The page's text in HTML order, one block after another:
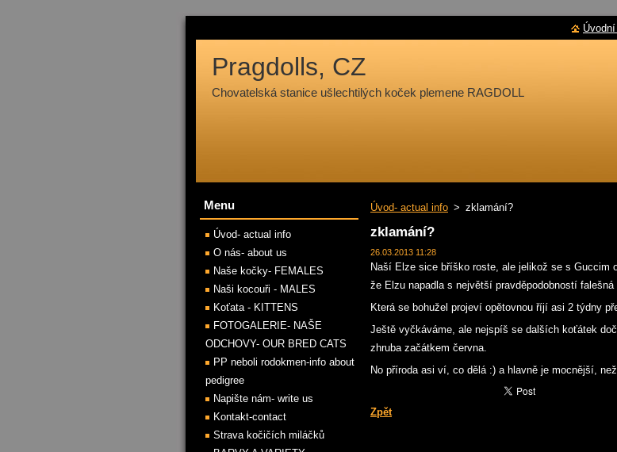
Pragdolls, CZ
Chovatelská stanice ušlechtilých koček plemene RAGDOLL
Úvod- actual info > zklamání?
zklamání?
26.03.2013 11:28
Naší Elze sice bříško roste, ale jelikož se s Guccim
že Elzu napadla s největší pravděpodobností
Která se bohužel projeví opětovnou říjí asi 2 týdny
Ještě vyčkáváme, ale nejspíš se dalších koťátek
zhruba začátkem června.
No příroda asi ví, co dělá :) a hlavně je mocnější,
Zpět
Menu
Úvod- actual info
O nás- about us
Naše kočky- FEMALES
Naši kocouři - MALES
Koťata - KITTENS
FOTOGALERIE- NAŠE
ODCHOVY- OUR BRED CATS
PP neboli rodokmen-info about
pedigree
Napište nám- write us
Kontakt-contact
Strava kočičích miláčků